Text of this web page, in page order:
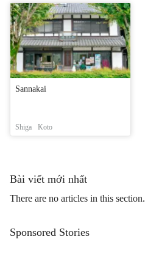
Sannakai
Shiga Koto
Bài viết mới nhất
There are no articles in this section.
Sponsored Stories